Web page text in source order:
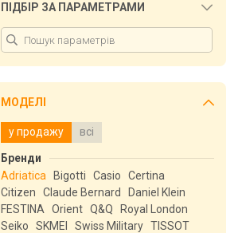
ПІДБІР ЗА ПАРАМЕТРАМИ
МОДЕЛІ
у продажу всі
Бренди
Adriatica
Bigotti Casio
Certina
Citizen
Claude Bernard
Daniel Klein
FESTINA
Orient Q&Q
Royal London
Seiko
SKMEI Swiss Military TISSOT